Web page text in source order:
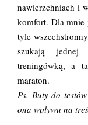
nawierzchniach i
komfort. Dla mnie
tyle
szukają jednej
treningówką, a
maraton.
Ps. Buty do
ona wpływu na